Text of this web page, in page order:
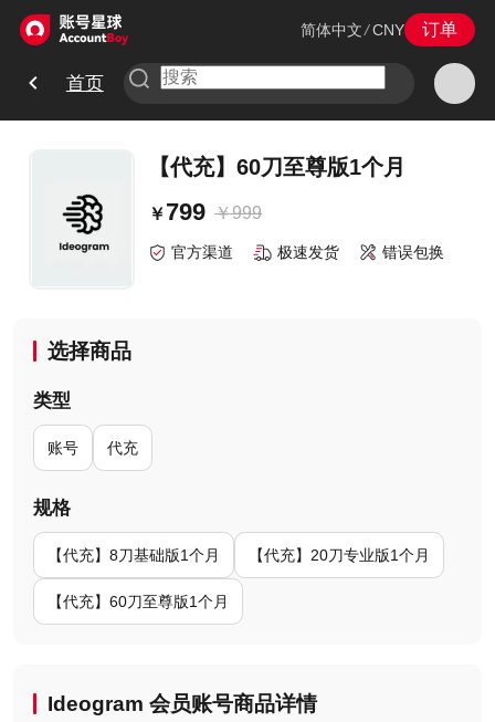
简体中文 /CNY 订单
首页
【代充】60刀至尊版1个月
￥799 ￥999
官方渠道 极速发货 错误包换
选择商品
类型
账号 代充
规格
【代充】8刀基础版1个月 【代充】20刀专业版1个月
【代充】60刀至尊版1个月
Ideogram 会员账号商品详情